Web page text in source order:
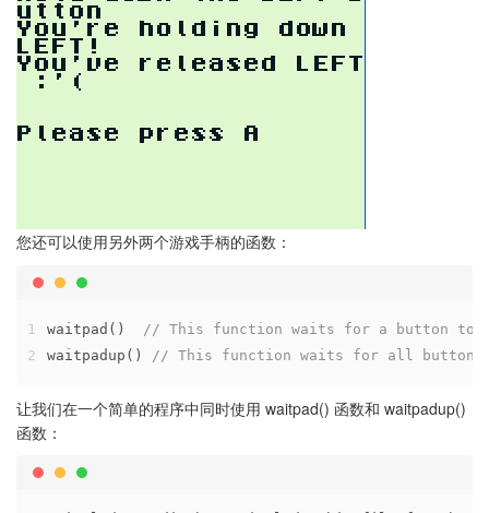
您还可以使用另外两个游戏手柄的函数：
1
2
waitpad()
// This function waits for a button to
waitpadup()
// This function waits for all buttons
让我们在一个简单的程序中同时使用 waitpad() 函数和 waitpadup()
函数：